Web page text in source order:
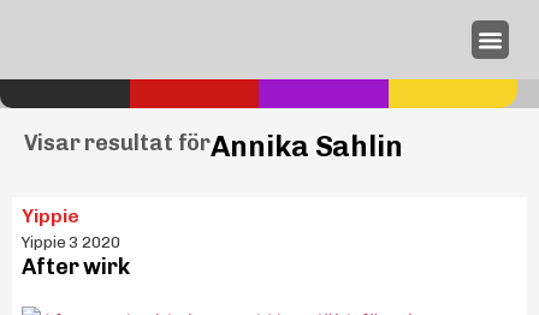
Visar resultat förAnnika Sahlin
Yippie
Yippie 3 2020
After wirk